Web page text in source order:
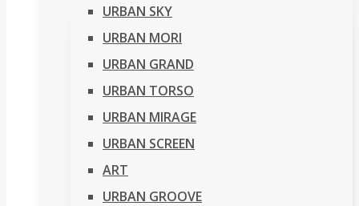
URBAN SKY
URBAN MORI
URBAN GRAND
URBAN TORSO
URBAN MIRAGE
URBAN SCREEN
ART
URBAN GROOVE